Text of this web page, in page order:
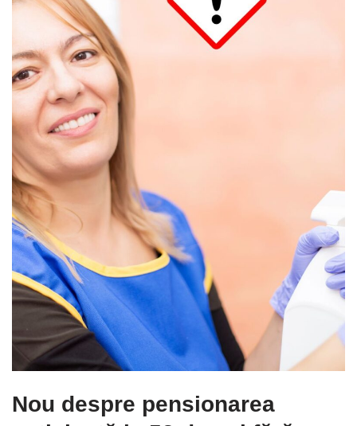
Nou despre pensionarea